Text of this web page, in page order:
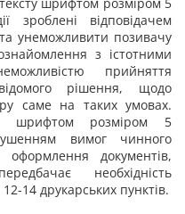
зроблені відповідачем
унеможливити позивачу
з істотними
прийняття
рішення, щодо
саме на таких умовах.
шрифтом розміром 5
вимог чинного
оформлення документів,
необхідність
14 друкарських пунктів.